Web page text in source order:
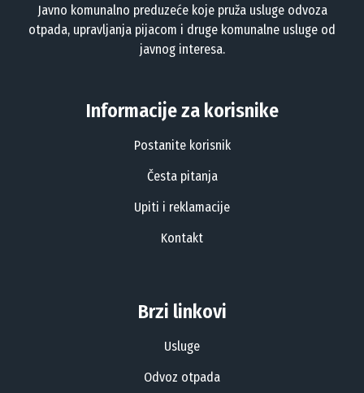
Javno komunalno preduzeće koje pruža usluge odvoza
otpada, upravljanja pijacom i druge komunalne usluge od
javnog interesa.
Informacije za korisnike
Postanite korisnik
Česta pitanja
Upiti i reklamacije
Kontakt
Brzi linkovi
Usluge
Odvoz otpada